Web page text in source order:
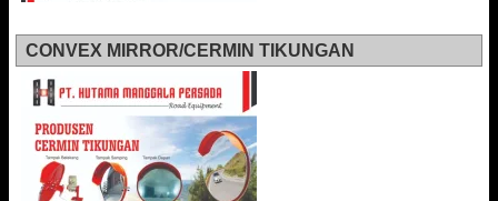
CONVEX MIRROR/CERMIN TIKUNGAN